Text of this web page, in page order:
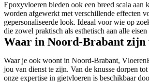
Epoxyvloeren bieden ook een breed scala aan
worden afgewerkt met verschillende effecten
gepersonaliseerde look. Ideaal voor wie op
die zowel praktisch als esthetisch aan alle
Waar in Noord-Brabant zijn
Waar je ook woont in Noord-Brabant,
jou van dienst te zijn. Van de knusse dorpen tot
onze expertise in gietvloeren is beschikbaar